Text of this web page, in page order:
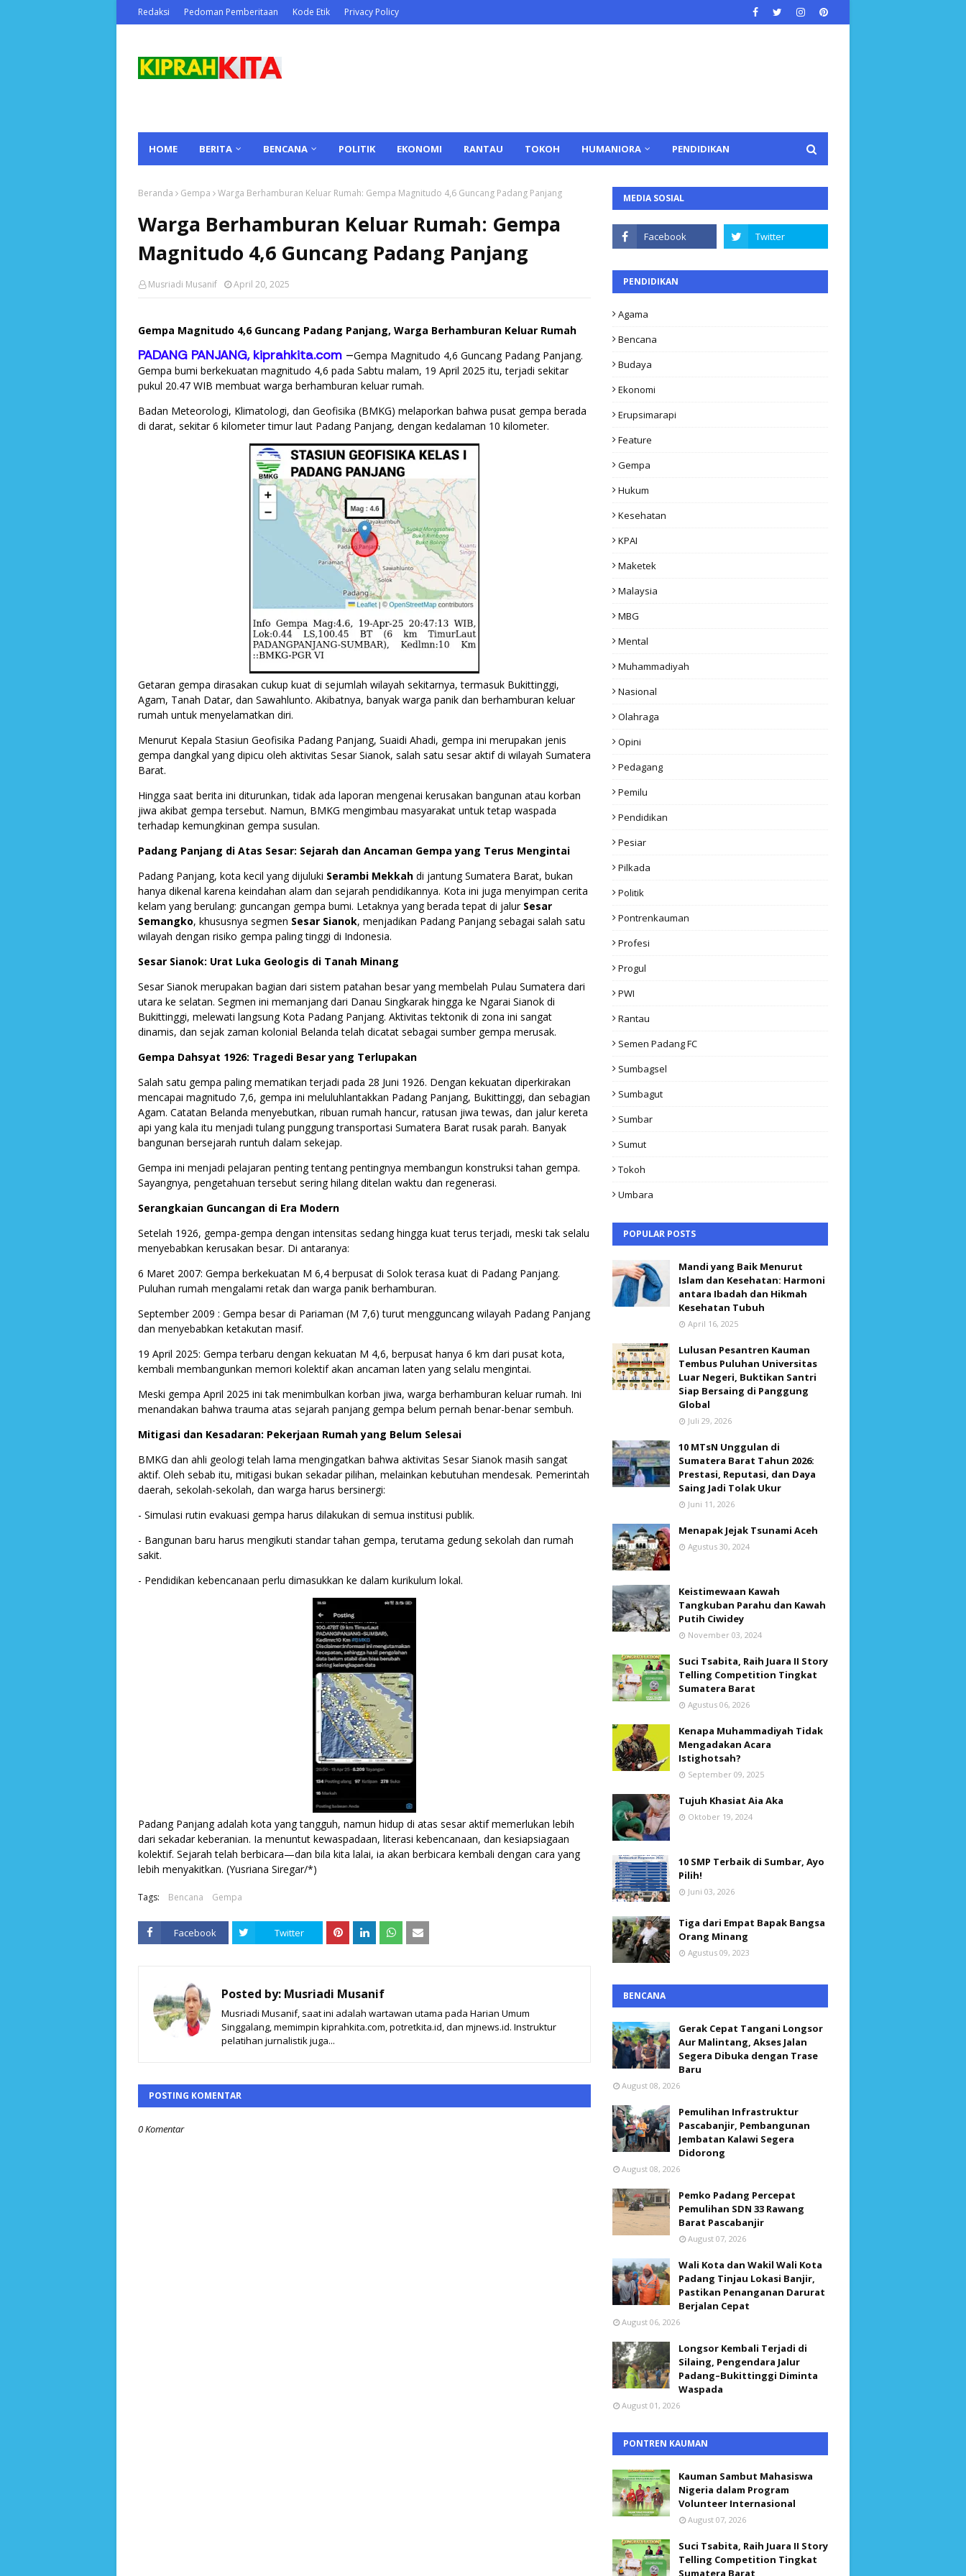
Redaksi Pedoman Pemberitaan Kode Etik Privacy Policy
HOME BERITA BENCANA POLITIK EKONOMI RANTAU TOKOH HUMANIORA PENDIDIKAN
Beranda Gempa Warga Berhamburan Keluar Rumah: Gempa Magnitudo 4,6 Guncang Padang Panjang
Warga Berhamburan Keluar Rumah: Gempa
Magnitudo 4,6 Guncang Padang Panjang
Musriadi Musanif April 20, 2025
Gempa Magnitudo 4,6 Guncang Padang Panjang, Warga Berhamburan Keluar Rumah
PADANG PANJANG, kiprahkita.com –Gempa Magnitudo 4,6 Guncang Padang Panjang.
Gempa bumi berkekuatan magnitudo 4,6 pada Sabtu malam, 19 April 2025 itu, terjadi sekitar
pukul 20.47 WIB membuat warga berhamburan keluar rumah.
Badan Meteorologi, Klimatologi, dan Geofisika (BMKG) melaporkan bahwa pusat gempa berada
di darat, sekitar 6 kilometer timur laut Padang Panjang, dengan kedalaman 10 kilometer.
Getaran gempa dirasakan cukup kuat di sejumlah wilayah sekitarnya, termasuk Bukittinggi,
Agam, Tanah Datar, dan Sawahlunto. Akibatnya, banyak warga panik dan berhamburan keluar
rumah untuk menyelamatkan diri.
Menurut Kepala Stasiun Geofisika Padang Panjang, Suaidi Ahadi, gempa ini merupakan jenis
gempa dangkal yang dipicu oleh aktivitas Sesar Sianok, salah satu sesar aktif di wilayah Sumatera
Barat.
Hingga saat berita ini diturunkan, tidak ada laporan mengenai kerusakan bangunan atau korban
jiwa akibat gempa tersebut. Namun, BMKG mengimbau masyarakat untuk tetap waspada
terhadap kemungkinan gempa susulan.
Padang Panjang di Atas Sesar: Sejarah dan Ancaman Gempa yang Terus Mengintai
Padang Panjang, kota kecil yang dijuluki Serambi Mekkah di jantung Sumatera Barat, bukan
hanya dikenal karena keindahan alam dan sejarah pendidikannya. Kota ini juga menyimpan cerita
kelam yang berulang: guncangan gempa bumi. Letaknya yang berada tepat di jalur Sesar
Semangko, khususnya segmen Sesar Sianok, menjadikan Padang Panjang sebagai salah satu
wilayah dengan risiko gempa paling tinggi di Indonesia.
Sesar Sianok: Urat Luka Geologis di Tanah Minang
Sesar Sianok merupakan bagian dari sistem patahan besar yang membelah Pulau Sumatera dari
utara ke selatan. Segmen ini memanjang dari Danau Singkarak hingga ke Ngarai Sianok di
Bukittinggi, melewati langsung Kota Padang Panjang. Aktivitas tektonik di zona ini sangat
dinamis, dan sejak zaman kolonial Belanda telah dicatat sebagai sumber gempa merusak.
Gempa Dahsyat 1926: Tragedi Besar yang Terlupakan
Salah satu gempa paling mematikan terjadi pada 28 Juni 1926. Dengan kekuatan diperkirakan
mencapai magnitudo 7,6, gempa ini meluluhlantakkan Padang Panjang, Bukittinggi, dan sebagian
Agam. Catatan Belanda menyebutkan, ribuan rumah hancur, ratusan jiwa tewas, dan jalur kereta
api yang kala itu menjadi tulang punggung transportasi Sumatera Barat rusak parah. Banyak
bangunan bersejarah runtuh dalam sekejap.
Gempa ini menjadi pelajaran penting tentang pentingnya membangun konstruksi tahan gempa.
Sayangnya, pengetahuan tersebut sering hilang ditelan waktu dan regenerasi.
Serangkaian Guncangan di Era Modern
Setelah 1926, gempa-gempa dengan intensitas sedang hingga kuat terus terjadi, meski tak selalu
menyebabkan kerusakan besar. Di antaranya:
6 Maret 2007: Gempa berkekuatan M 6,4 berpusat di Solok terasa kuat di Padang Panjang.
Puluhan rumah mengalami retak dan warga panik berhamburan.
September 2009 : Gempa besar di Pariaman (M 7,6) turut mengguncang wilayah Padang Panjang
dan menyebabkan ketakutan masif.
19 April 2025: Gempa terbaru dengan kekuatan M 4,6, berpusat hanya 6 km dari pusat kota,
kembali membangunkan memori kolektif akan ancaman laten yang selalu mengintai.
Meski gempa April 2025 ini tak menimbulkan korban jiwa, warga berhamburan keluar rumah. Ini
menandakan bahwa trauma atas sejarah panjang gempa belum pernah benar-benar sembuh.
Mitigasi dan Kesadaran: Pekerjaan Rumah yang Belum Selesai
BMKG dan ahli geologi telah lama mengingatkan bahwa aktivitas Sesar Sianok masih sangat
aktif. Oleh sebab itu, mitigasi bukan sekadar pilihan, melainkan kebutuhan mendesak. Pemerintah
daerah, sekolah-sekolah, dan warga harus bersinergi:
- Simulasi rutin evakuasi gempa harus dilakukan di semua institusi publik.
- Bangunan baru harus mengikuti standar tahan gempa, terutama gedung sekolah dan rumah
sakit.
- Pendidikan kebencanaan perlu dimasukkan ke dalam kurikulum lokal.
Padang Panjang adalah kota yang tangguh, namun hidup di atas sesar aktif memerlukan lebih
dari sekadar keberanian. Ia menuntut kewaspadaan, literasi kebencanaan, dan kesiapsiagaan
kolektif. Sejarah telah berbicara—dan bila kita lalai, ia akan berbicara kembali dengan cara yang
lebih menyakitkan. (Yusriana Siregar/*)
Tags: Bencana Gempa
Facebook Twitter
Posted by: Musriadi Musanif
Musriadi Musanif, saat ini adalah wartawan utama pada Harian Umum
Singgalang, memimpin kiprahkita.com, potretkita.id, dan mjnews.id. Instruktur
pelatihan jurnalistik juga...
POSTING KOMENTAR
0 Komentar
MEDIA SOSIAL
PENDIDIKAN
Agama
Bencana
Budaya
Ekonomi
Erupsimarapi
Feature
Gempa
Hukum
Kesehatan
KPAI
Maketek
Malaysia
MBG
Mental
Muhammadiyah
Nasional
Olahraga
Opini
Pedagang
Pemilu
Pendidikan
Pesiar
Pilkada
Politik
Pontrenkauman
Profesi
Progul
PWI
Rantau
Semen Padang FC
Sumbagsel
Sumbagut
Sumbar
Sumut
Tokoh
Umbara
POPULAR POSTS
Mandi yang Baik Menurut
Islam dan Kesehatan: Harmoni
antara Ibadah dan Hikmah
Kesehatan Tubuh
April 16, 2025
Lulusan Pesantren Kauman
Tembus Puluhan Universitas
Luar Negeri, Buktikan Santri
Siap Bersaing di Panggung
Global
Juli 29, 2026
10 MTsN Unggulan di
Sumatera Barat Tahun 2026:
Prestasi, Reputasi, dan Daya
Saing Jadi Tolak Ukur
Juni 11, 2026
Menapak Jejak Tsunami Aceh
Agustus 30, 2024
Keistimewaan Kawah
Tangkuban Parahu dan Kawah
Putih Ciwidey
November 03, 2024
Suci Tsabita, Raih Juara II Story
Telling Competition Tingkat
Sumatera Barat
Agustus 06, 2026
Kenapa Muhammadiyah Tidak
Mengadakan Acara
Istighotsah?
September 09, 2025
Tujuh Khasiat Aia Aka
Oktober 19, 2024
10 SMP Terbaik di Sumbar, Ayo
Pilih!
Juni 03, 2026
Tiga dari Empat Bapak Bangsa
Orang Minang
Agustus 09, 2023
BENCANA
Gerak Cepat Tangani Longsor
Aur Malintang, Akses Jalan
Segera Dibuka dengan Trase
Baru
August 08, 2026
Pemulihan Infrastruktur
Pascabanjir, Pembangunan
Jembatan Kalawi Segera
Didorong
August 08, 2026
Pemko Padang Percepat
Pemulihan SDN 33 Rawang
Barat Pascabanjir
August 07, 2026
Wali Kota dan Wakil Wali Kota
Padang Tinjau Lokasi Banjir,
Pastikan Penanganan Darurat
Berjalan Cepat
August 06, 2026
Longsor Kembali Terjadi di
Silaing, Pengendara Jalur
Padang–Bukittinggi Diminta
Waspada
August 01, 2026
PONTREN KAUMAN
Kauman Sambut Mahasiswa
Nigeria dalam Program
Volunteer Internasional
August 07, 2026
Suci Tsabita, Raih Juara II Story
Telling Competition Tingkat
Sumatera Barat